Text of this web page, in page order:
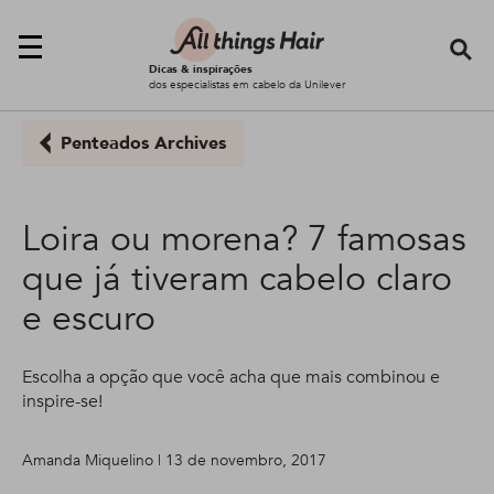
Dicas & inspirações
dos especialistas em cabelo da Unilever
Penteados Archives
Loira ou morena? 7 famosas
que já tiveram cabelo claro
e escuro
Escolha a opção que você acha que mais combinou e
inspire-se!
Amanda Miquelino | 13 de novembro, 2017